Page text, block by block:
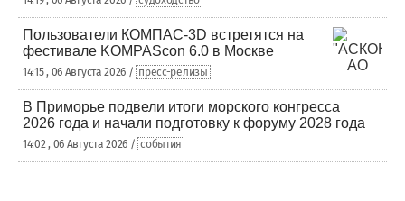
Пользователи КОМПАС-3D встретятся на
фестивале KOMPAScon 6.0 в Москве
14:15 , 06 Августа 2026 / пресс-релизы
В Приморье подвели итоги морского конгресса
2026 года и начали подготовку к форуму 2028 года
14:02 , 06 Августа 2026 / события